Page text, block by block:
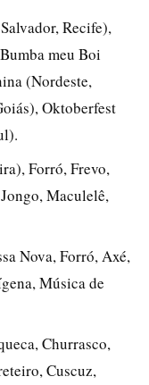
Recife),
meu Boi
(Nordeste,
Oktoberfest
Forró, Frevo,
Maculelê,
Nova, Forró, Axé,
Música de
Churrasco,
Cuscuz,